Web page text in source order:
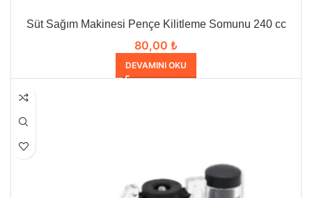
Süt Sağım Makinesi Pençe Kilitleme Somunu 240 cc
80,00 ₺
DEVAMINI OKU